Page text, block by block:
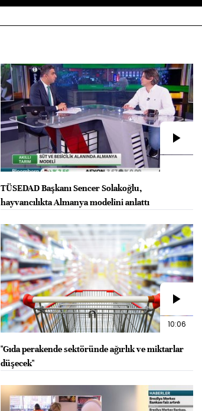
TÜSEDAD Başkanı Sencer Solakoğlu,
hayvancılıkta Almanya modelini anlattı
10:06
"Gıda perakende sektöründe ağırlık ve miktarlar
düşecek"